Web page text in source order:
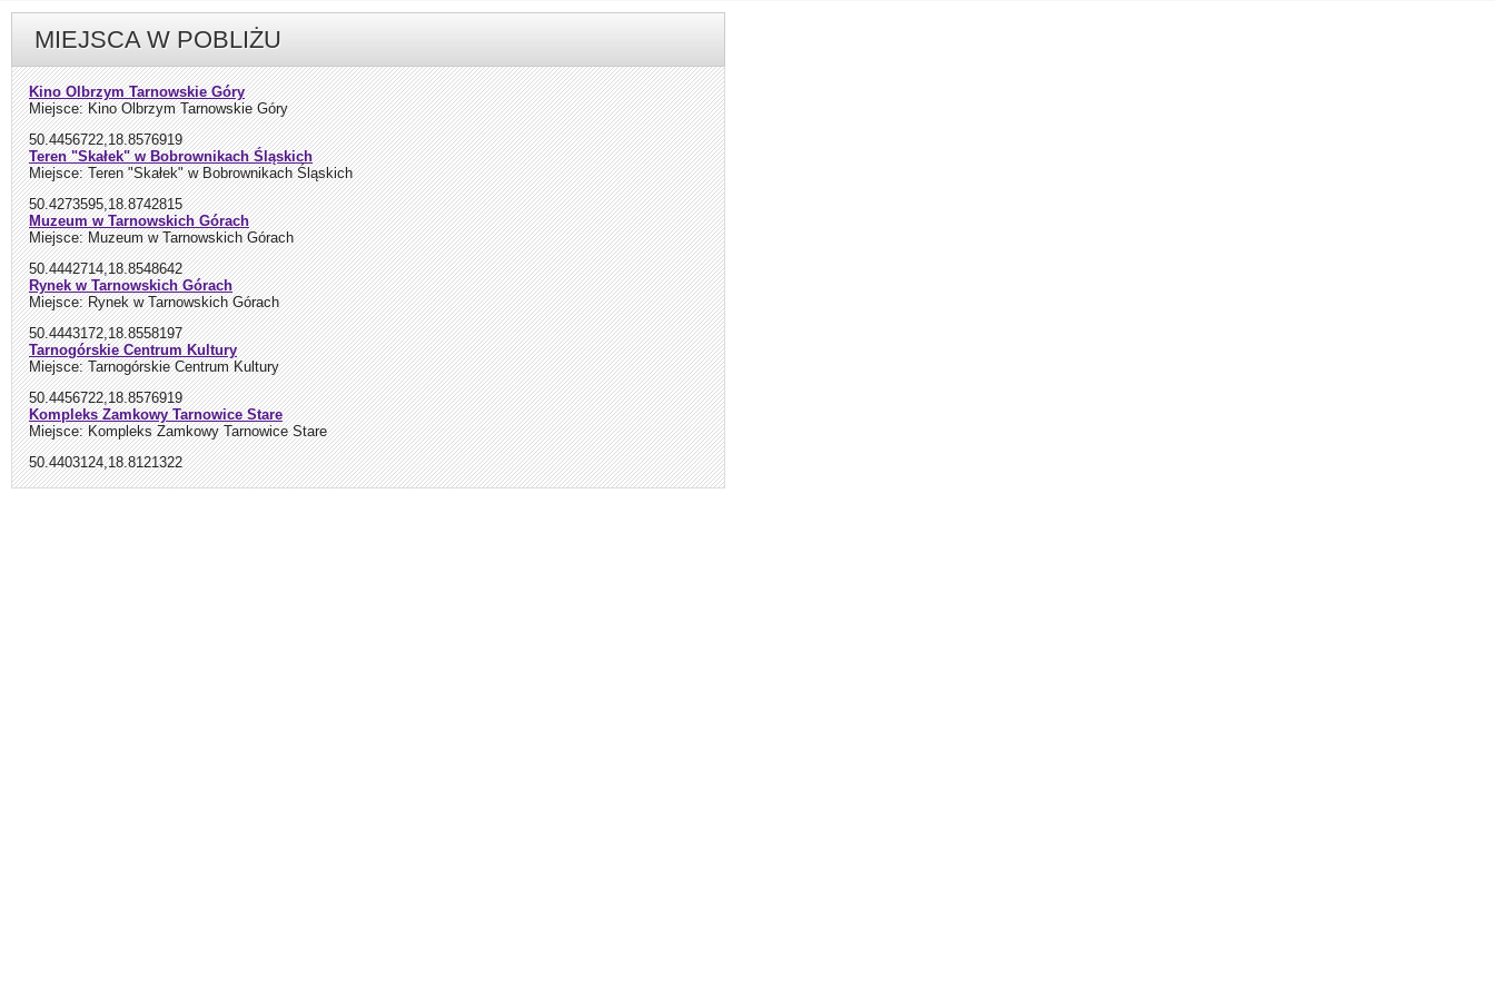
MIEJSCA W POBLIŻU
Kino Olbrzym Tarnowskie Góry
Miejsce: Kino Olbrzym Tarnowskie Góry
50.4456722,18.8576919
Teren "Skałek" w Bobrownikach Śląskich
Miejsce: Teren "Skałek" w Bobrownikach Śląskich
50.4273595,18.8742815
Muzeum w Tarnowskich Górach
Miejsce: Muzeum w Tarnowskich Górach
50.4442714,18.8548642
Rynek w Tarnowskich Górach
Miejsce: Rynek w Tarnowskich Górach
50.4443172,18.8558197
Tarnogórskie Centrum Kultury
Miejsce: Tarnogórskie Centrum Kultury
50.4456722,18.8576919
Kompleks Zamkowy Tarnowice Stare
Miejsce: Kompleks Zamkowy Tarnowice Stare
50.4403124,18.8121322